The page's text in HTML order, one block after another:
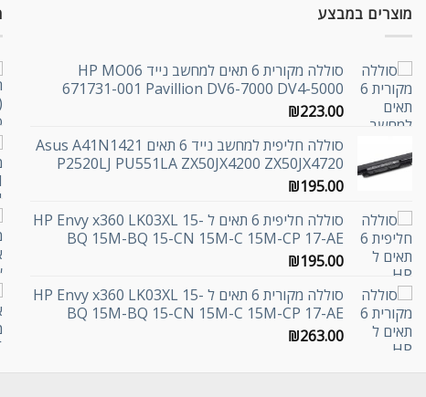
מוצרים במבצע
סוללה מקורית 6 תאים למחשב נייד HP MO06
671731-001 Pavillion DV6-7000 DV4-5000
₪223.00
סוללה חליפית למחשב נייד 6 תאים Asus A41N1421
P2520LJ PU551LA ZX50JX4200 ZX50JX4720
₪195.00
סוללה חליפית 6 תאים ל HP Envy x360 LK03XL 15-
BQ 15M-BQ 15-CN 15M-C 15M-CP 17-AE
₪195.00
סוללה מקורית 6 תאים ל HP Envy x360 LK03XL 15-
BQ 15M-BQ 15-CN 15M-C 15M-CP 17-AE
₪263.00